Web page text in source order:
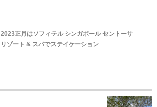
2023正月はソフィテル シンガポール セントーサ
リゾート & スパでステイケーション